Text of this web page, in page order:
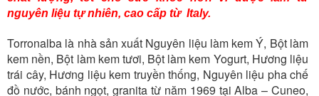
nguyên liệu tự nhiên, cao cấp từ Italy.
Torronalba là nhà sản xuất Nguyên liệu làm kem Ý, Bột làm
kem nền, Bột làm kem tươi, Bột làm kem Yogurt, Hương liệu
trái cây, Hương liệu kem truyền thống, Nguyên liệu pha chế
đồ nước, bánh ngọt, granita từ năm 1969 tại Alba – Cuneo,